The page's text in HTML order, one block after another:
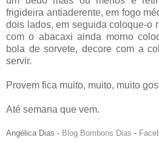
frigideira antiaderente, em fogo
dois lados, em seguida coloque-o
com o abacaxi ainda morno
bola de sorvete, decore com a
servir.
Provem fica muito, muito, muito
Até semana que vem.
Angélica Dias - Blog Bombons Dias -